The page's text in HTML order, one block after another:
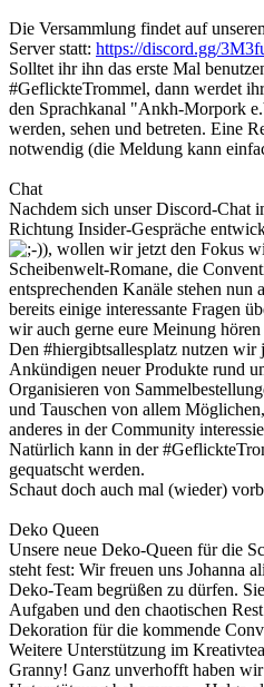
Die Versammlung findet auf
Server statt: https://discord.gg/
Solltet ihr ihn das erste Mal
#GeflickteTrommel, dann werdet
den Sprachkanal "Ankh-Morpork
werden, sehen und betreten. Eine
notwendig (die Meldung kann
Chat
Nachdem sich unser Discord-Chat
Richtung Insider-Gespräche
), wollen wir jetzt den Fokus
Scheibenwelt-Romane, die
entsprechenden Kanäle stehen nun
bereits einige interessante Fragen
wir auch gerne eure Meinung hören
Den #hiergibtsallesplatz nutzen wir
Ankündigen neuer Produkte rund
Organisieren von
und Tauschen von allem
anderes in der Community
Natürlich kann in der
gequatscht werden.
Schaut doch auch mal (wieder)
Deko Queen
Unsere neue Deko-Queen für die
steht fest: Wir freuen uns Johanna
Deko-Team begrüßen zu dürfen.
Aufgaben und den chaotischen
Dekoration für die kommende
Weitere Unterstützung im
Granny! Ganz unverhofft haben